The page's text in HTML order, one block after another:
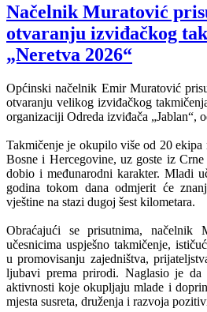
Načelnik Muratović
otvaranju izviđačkog
„Neretva 2026“
Općinski načelnik Emir Muratović
otvaranju velikog izviđačkog
organizaciji Odreda izviđača „Jablan“,
Takmičenje je okupilo više od 20
Bosne i Hercegovine, uz goste iz
dobio i međunarodni karakter. Mladi
godina tokom dana odmjerit će
vještine na stazi dugoj šest kilometara.
Obraćajući se prisutnima, načelnik
učesnicima uspješno takmičenje,
u promovisanju zajedništva,
ljubavi prema prirodi. Naglasio je da
aktivnosti koje okupljaju mlade i
mjesta susreta, druženja i razvoja